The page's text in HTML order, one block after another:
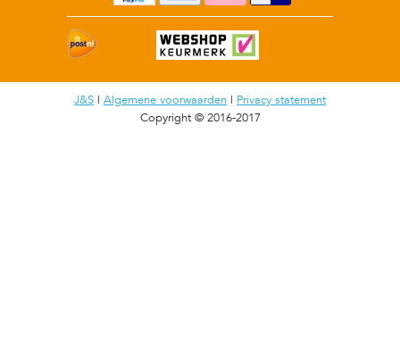
J&S | Algemene voorwaarden | Privacy statement
Copyright © 2016-2017